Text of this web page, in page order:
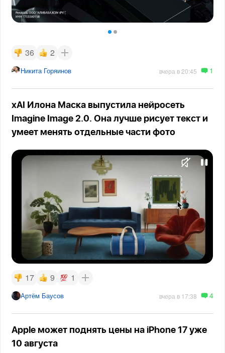
36 2
Никита Горяинов вчера в 20:45 1
xAI Илона Маска выпустила нейросеть
Imagine Image 2.0. Она лучше рисует текст и
умеет менять отдельные части фото
17 9 1
Артём Баусов вчера в 17:38 4
Apple может поднять цены на iPhone 17 уже
10 августа